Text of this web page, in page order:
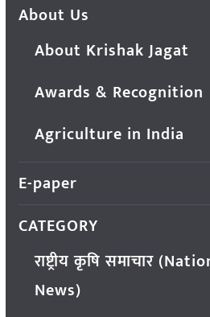
About Us
About Krishak Jagat
Awards & Recognition
Agriculture in India
E-paper
CATEGORY
राष्ट्रीय कृषि समाचार
News)